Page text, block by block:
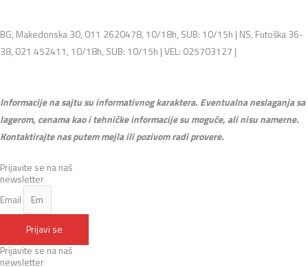
BG, Makedonska 30, 011 2620478, 10/18h, SUB: 10/15h | NS, Futoška 36-
38, 021 452411, 10/18h, SUB: 10/15h | VEL: 025703127 |
Informacije na sajtu su informativnog karaktera. Eventualna neslaganja sa
lagerom, cenama kao i tehničke informacije su moguće, ali nisu namerne.
Kontaktirajte nas putem mejla ili pozivom radi provere.
Prijavite se na naš
newsletter
Email
Prijavi se
Prijavite se na naš
newsletter